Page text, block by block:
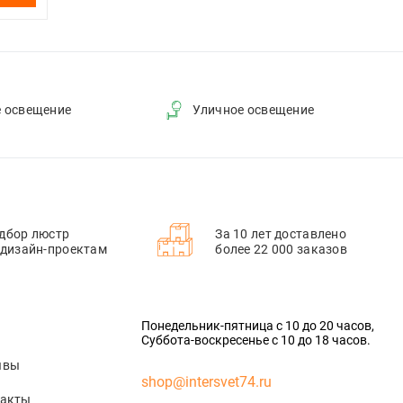
освещение Уличное освещение
люстр
проектам
За 10 лет доставлено
более 22 000 заказов
Понедельник-пятница с 10 до 20 часов,
Суббота-воскресенье с 10 до 18 часов.
shop@intersvet74.ru